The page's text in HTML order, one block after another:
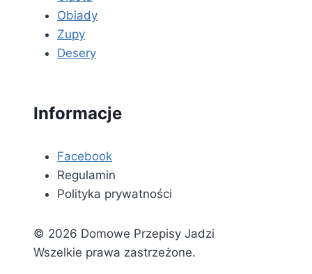
Obiady
Zupy
Desery
Informacje
Facebook
Regulamin
Polityka prywatności
© 2026 Domowe Przepisy Jadzi
Wszelkie prawa zastrzeżone.